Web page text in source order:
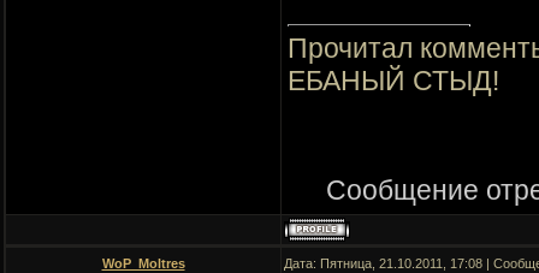
Прочитал
ЕБАНЫЙ СТЫД!
Сообщение
WoP_Moltres Дата: Пятница, 21.10.2011, 17:08 |